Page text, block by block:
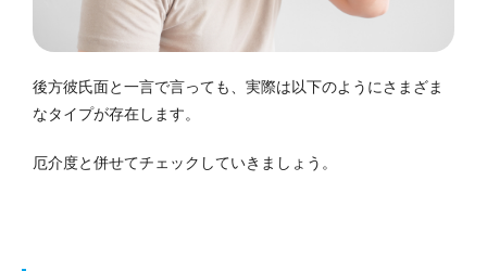
後方彼氏面と一言で言っても、実際は以下のようにさまざま
なタイプが存在します。
厄介度と併せてチェックしていきましょう。